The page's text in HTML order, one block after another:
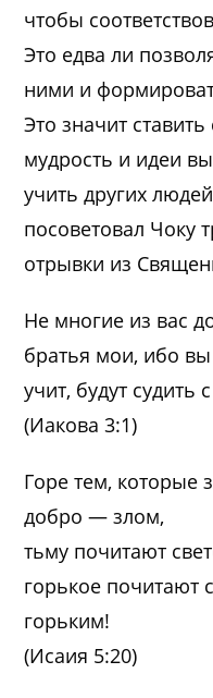
чтобы
Это едва ли
ними и
Это значит
мудрость и идеи
учить других
посоветовал Чоку
отрывки из
Не многие из вас
братья мои, ибо вы
учит, будут
(Иакова 3:1)
Горе тем, которые
добро — злом,
тьму почитают
горькое почитают
горьким!
(Исаия 5:20)